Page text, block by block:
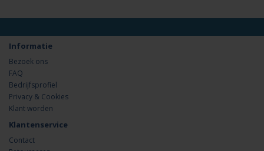
Informatie
Bezoek ons
FAQ
Bedrijfsprofiel
Privacy & Cookies
Klant worden
Klantenservice
Contact